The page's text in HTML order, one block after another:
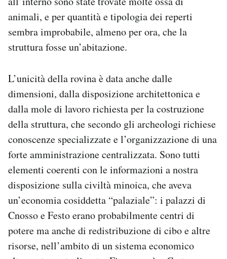
animali, e per quantità e tipologia dei reperti
sembra improbabile, almeno per ora, che la
struttura fosse un’abitazione.
L’unicità della rovina è data anche dalle
dimensioni, dalla disposizione architettonica e
dalla mole di lavoro richiesta per la costruzione
della struttura, che secondo gli archeologi richiese
conoscenze specializzate e l’organizzazione di una
forte amministrazione centralizzata. Sono tutti
elementi coerenti con le informazioni a nostra
disposizione sulla civiltà minoica, che aveva
un’economia cosiddetta “palaziale”: i palazzi di
Cnosso e Festo erano probabilmente centri di
potere ma anche di redistribuzione di cibo e altre
risorse, nell’ambito di un sistema economico